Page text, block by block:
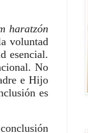
haratzón
voluntad
esencial.
No
e Hijo
es